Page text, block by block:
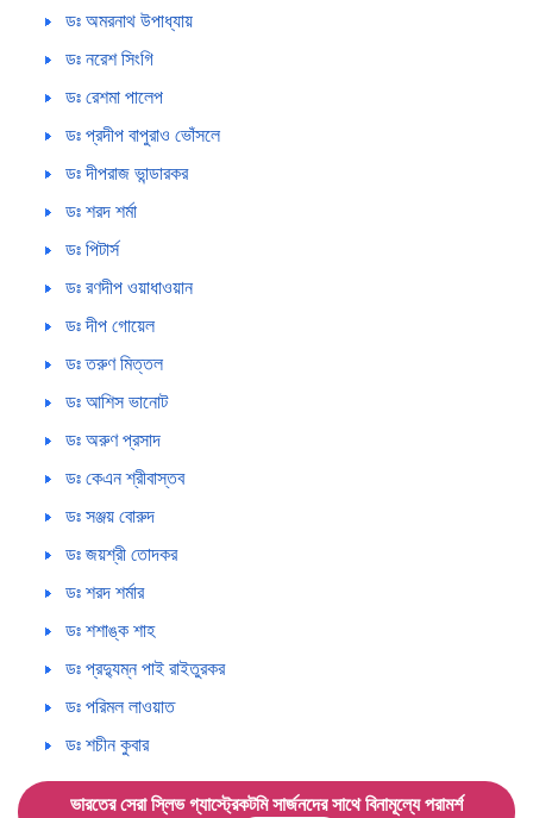
ডঃ অমরনাথ উপাধ্যায়
ডঃ নরেশ সিংগি
ডঃ রেশমা পালেপ
ডঃ প্রদীপ বাপুরাও ভোঁসলে
ডঃ দীপরাজ ভান্ডারকর
ডঃ শরদ শর্মা
ডঃ পিটার্স
ডঃ রণদীপ ওয়াধাওয়ান
ডঃ দীপ গোয়েল
ডঃ তরুণ মিত্তল
ডঃ আশিস ভানোট
ডঃ অরুণ প্রসাদ
ডঃ কেএন শ্রীবাস্তব
ডঃ সঞ্জয় বোরুদ
ডঃ জয়শ্রী তোদকর
ডঃ শরদ শর্মার
ডঃ শশাঙ্ক শাহ
ডঃ প্রদ্যুম্ন পাই রাইতুরকর
ডঃ পরিমল লাওয়াত
ডঃ শচীন কুবার
ভারতের সেরা স্লিভ গ্যাস্ট্রেকটমি সার্জনদের সাথে বিনামূল্যে পরামর্শ